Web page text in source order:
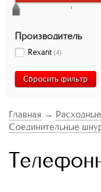
Производитель
Rexant (4)
Сбросить фильтр
Главная →
Соединительные